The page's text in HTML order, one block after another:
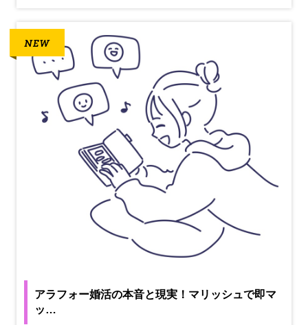
アラフォー婚活の本音と現実！マリッシュで即マ
ッ…